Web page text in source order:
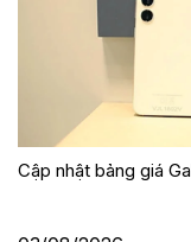
Cập nhật bảng giá